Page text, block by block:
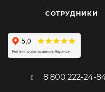
CОТРУДНИКИ
8 800 222-24-